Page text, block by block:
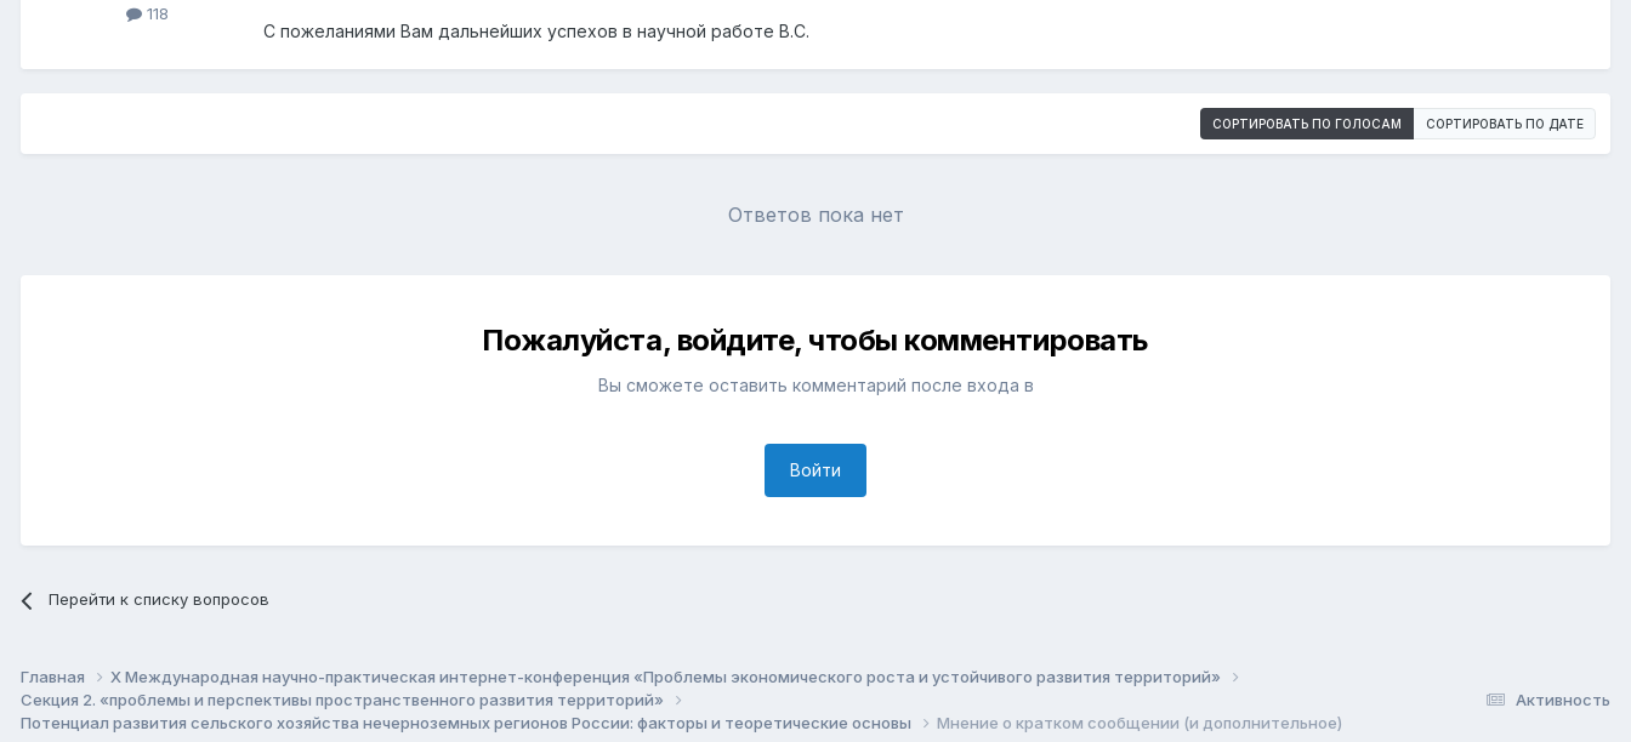
118
С пожеланиями Вам дальнейших успехов в научной работе В.С.
СОРТИРОВАТЬ ПО ГОЛОСАМ СОРТИРОВАТЬ ПО ДАТЕ
Ответов пока нет
Пожалуйста, войдите, чтобы комментировать
Вы сможете оставить комментарий после входа в
Войти
Перейти к списку вопросов
Активность
Главная
X Международная научно-практическая интернет-конференция «Проблемы экономического роста и устойчивого развития территорий»
Секция 2. «проблемы и перспективы пространственного развития территорий»
Потенциал развития сельского хозяйства нечерноземных регионов России: факторы и теоретические основы
Мнение о кратком сообщении (и дополнительное)